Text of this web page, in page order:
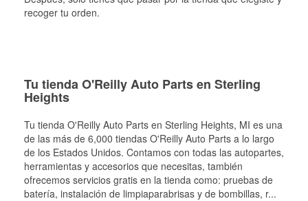
recoger tu orden.
Tu tienda O'Reilly Auto Parts en Sterling
Heights
Tu tienda O'Reilly Auto Parts en Sterling Heights, MI es una
de las más de 6,000 tiendas O'Reilly Auto Parts a lo largo
de los Estados Unidos. Contamos con todas las autopartes,
herramientas y accesorios que necesitas, también
ofrecemos servicios gratis en la tienda como: pruebas de
batería, instalación de limpiaparabrisas y de bombillas, r...